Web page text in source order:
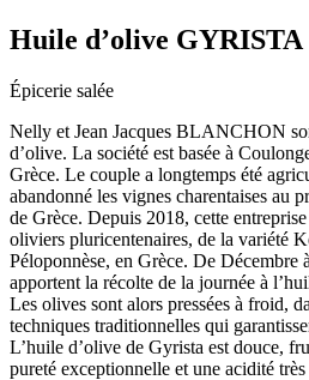
Huile d’olive GYRISTA
Épicerie salée
Nelly et Jean Jacques BLANCHON
d’olive. La société est basée à
Grèce. Le couple a longtemps été
abandonné les vignes charentaises au
de Grèce. Depuis 2018, cette
oliviers pluricentenaires, de la variété
Péloponnèse, en Grèce. De Décembre
apportent la récolte de la journée à
Les olives sont alors pressées à froid,
techniques traditionnelles qui
L’huile d’olive de Gyrista est douce,
pureté exceptionnelle et une acidité